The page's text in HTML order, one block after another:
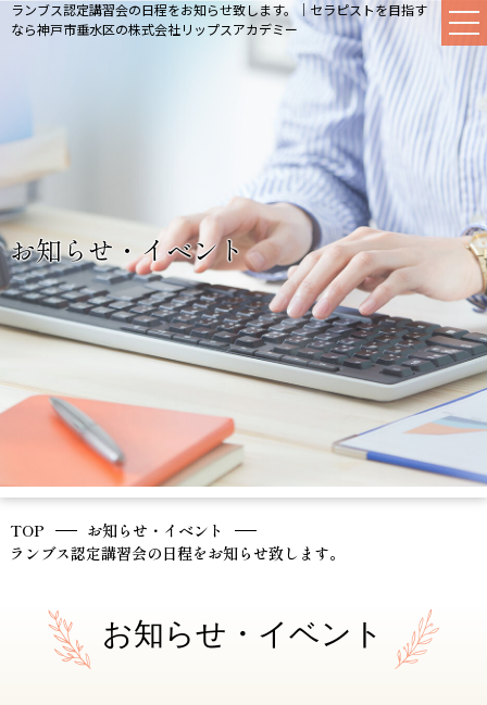
ランブス認定講習会の日程をお知らせ致します。｜セラピストを目指す
なら神戸市垂水区の株式会社リップスアカデミー
お知らせ・イベント
TOP
お知らせ・イベント
ランブス認定講習会の日程をお知らせ致します。
お知らせ・イベント